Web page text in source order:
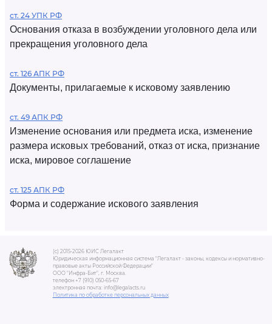
ст. 24 УПК РФ
Основания отказа в возбуждении уголовного дела или
прекращения уголовного дела
ст. 126 АПК РФ
Документы, прилагаемые к исковому заявлению
ст. 49 АПК РФ
Изменение основания или предмета иска, изменение
размера исковых требований, отказ от иска, признание
иска, мировое соглашение
ст. 125 АПК РФ
Форма и содержание искового заявления
(c) 2015-2026 ЮИС Легалакт
Юридическая информационная система "Легалакт - законы, кодексы и нормативно-
правовые акты Российской Федерации"
ООО "Инфра-Бит", г. Москва.
телефон +7 (910) 050-65-67
электронная почта: info@legalacts.ru
Политика по обработке персональных данных